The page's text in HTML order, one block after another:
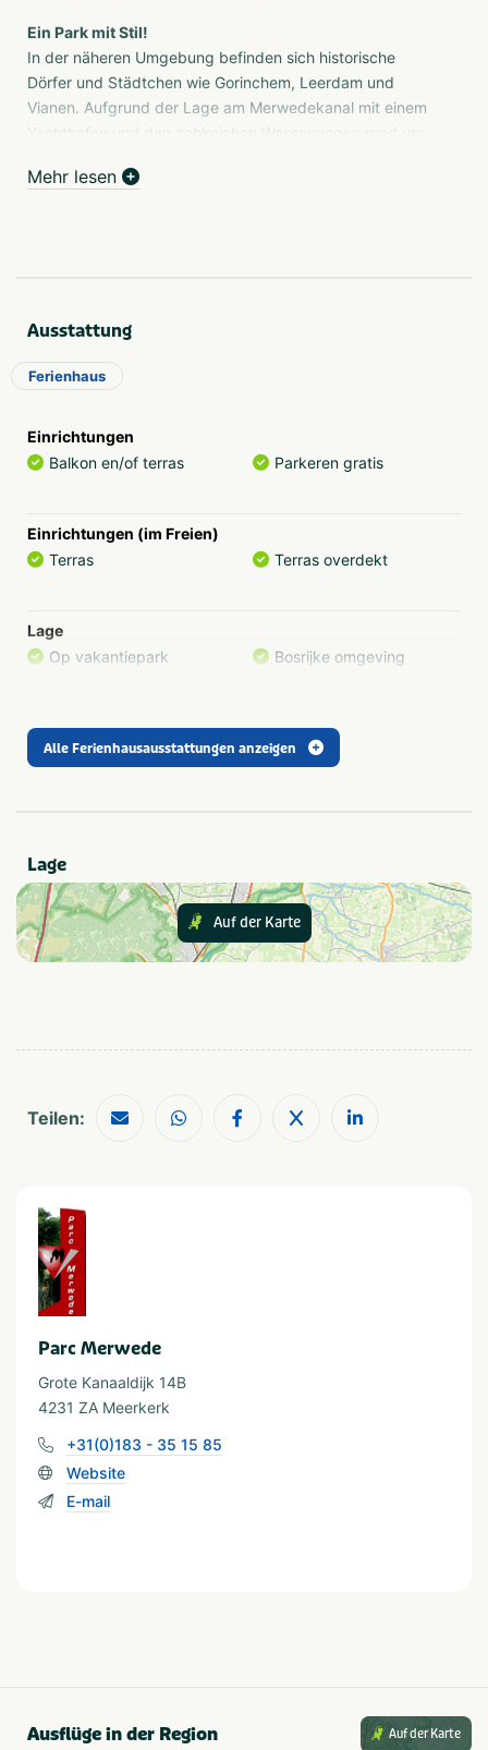
Ein Park mit Stil!
In der näheren Umgebung befinden sich historische
Dörfer und Städtchen wie Gorinchem, Leerdam und
Vianen. Aufgrund der Lage am Merwedekanal mit einem
Yachthafen und den zahlreichen Wasserwegen rund um
Ort. Auf dem Parkgelände befinden sich verschiedene
Mehr lesen
Ausstattung
Ferienhaus
Einrichtungen
Balkon en/of terras
Parkeren gratis
Einrichtungen (im Freien)
Terras
Terras overdekt
Lage
Op vakantiepark
Bosrijke omgeving
Art der Gesellschaft
Familiegroep
Mannengroep
Fietsroutes
Restaurants
kinderen
Natuur
Thema
Rust & natuur
Utrecht
Alle Ferienhausausstattungen anzeigen
Lage
Auf der Karte
Teilen:
Parc Merwede
Grote Kanaaldijk 14B
4231 ZA Meerkerk
+31(0)183 - 35 15 85
Website
E-mail
Ausflüge in der Region Auf der Karte